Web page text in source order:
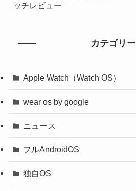
ッチレビュー
カテゴリー
Apple Watch（Watch OS）
wear os by google
ニュース
フルAndroidOS
独自OS